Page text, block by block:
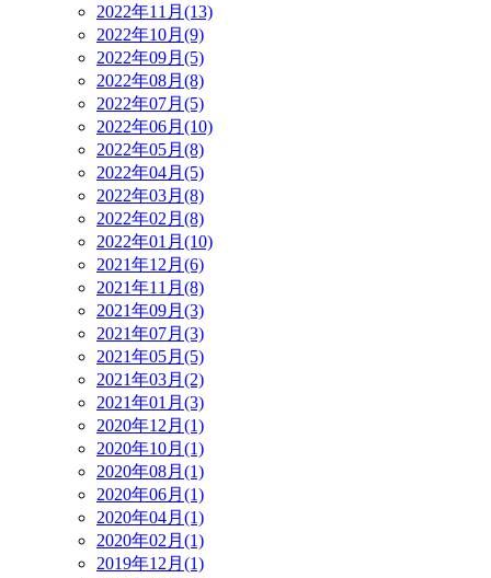
2022年11月(13)
2022年10月(9)
2022年09月(5)
2022年08月(8)
2022年07月(5)
2022年06月(10)
2022年05月(8)
2022年04月(5)
2022年03月(8)
2022年02月(8)
2022年01月(10)
2021年12月(6)
2021年11月(8)
2021年09月(3)
2021年07月(3)
2021年05月(5)
2021年03月(2)
2021年01月(3)
2020年12月(1)
2020年10月(1)
2020年08月(1)
2020年06月(1)
2020年04月(1)
2020年02月(1)
2019年12月(1)